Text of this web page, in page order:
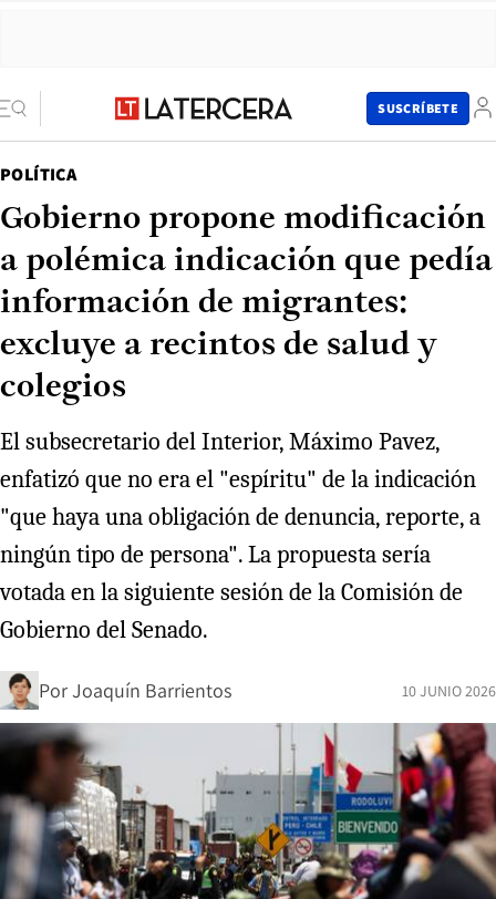
SUSCRÍBETE
POLÍTICA
Gobierno propone modificación
a polémica indicación que pedía
información de migrantes:
excluye a recintos de salud y
colegios
El subsecretario del Interior, Máximo Pavez,
enfatizó que no era el "espíritu" de la indicación
"que haya una obligación de denuncia, reporte, a
ningún tipo de persona". La propuesta sería
votada en la siguiente sesión de la Comisión de
Gobierno del Senado.
PorJoaquín Barrientos 10 JUNIO 2026